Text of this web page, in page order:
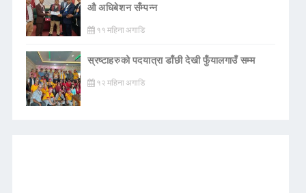
औ अधिबेशन सँम्पन्न
११ महिना अगाडि
स्रष्टाहरुको पदयात्रा डाँछी देखी फुँयालगाउँ सम्म
१२ महिना अगाडि